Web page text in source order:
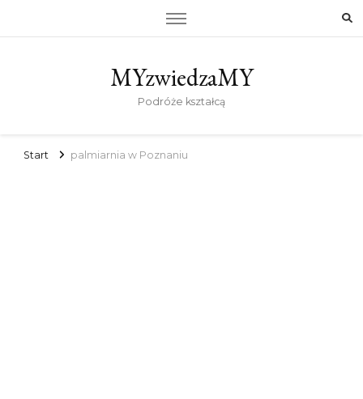
MYzwiedzaMY
Podróże kształcą
Start palmiarnia w Poznaniu